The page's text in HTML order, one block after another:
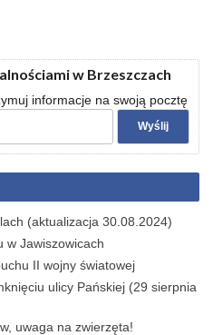
w Brzeszczach
informacje na swoją pocztę
(aktualizacja 30.08.2024)
w Jawiszowicach
II wojny światowej
ulicy Pańskiej (29 sierpnia
uwaga na zwierzęta!